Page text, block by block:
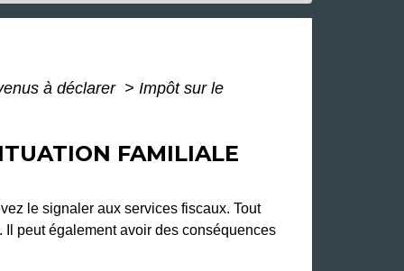
à déclarer > Impôt sur le
FAMILIALE
le signaler aux services fiscaux. Tout
peut également avoir des conséquences